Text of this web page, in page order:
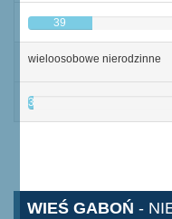
39
wieloosobowe nierodzinne
3
WIEŚ GABOŃ -